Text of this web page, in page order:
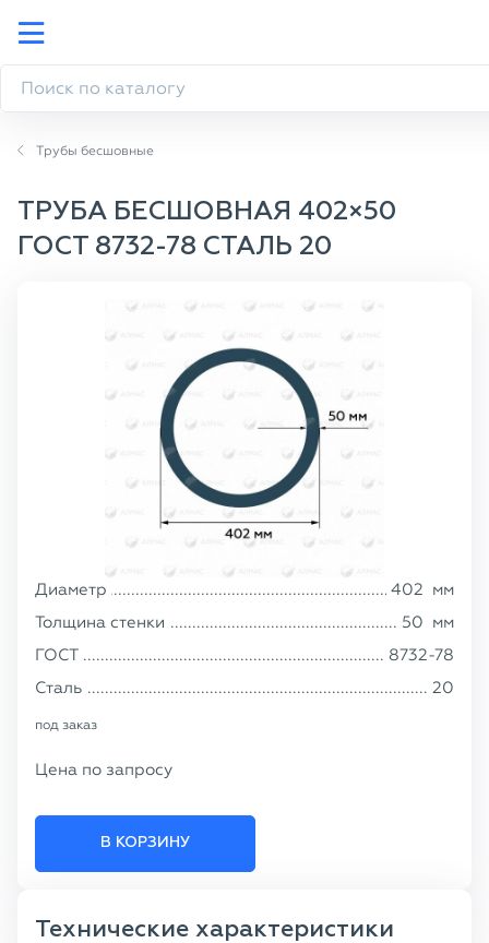
Трубы бесшовные
ТРУБА БЕСШОВНАЯ 402×50
ГОСТ 8732-78 СТАЛЬ 20
Диаметр 402 мм
Толщина стенки
50 мм
ГОСТ
8732-78
Сталь
20
под заказ
Цена по запросу
В КОРЗИНУ
Технические характеристики